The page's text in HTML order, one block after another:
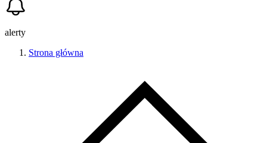
alerty
Strona główna